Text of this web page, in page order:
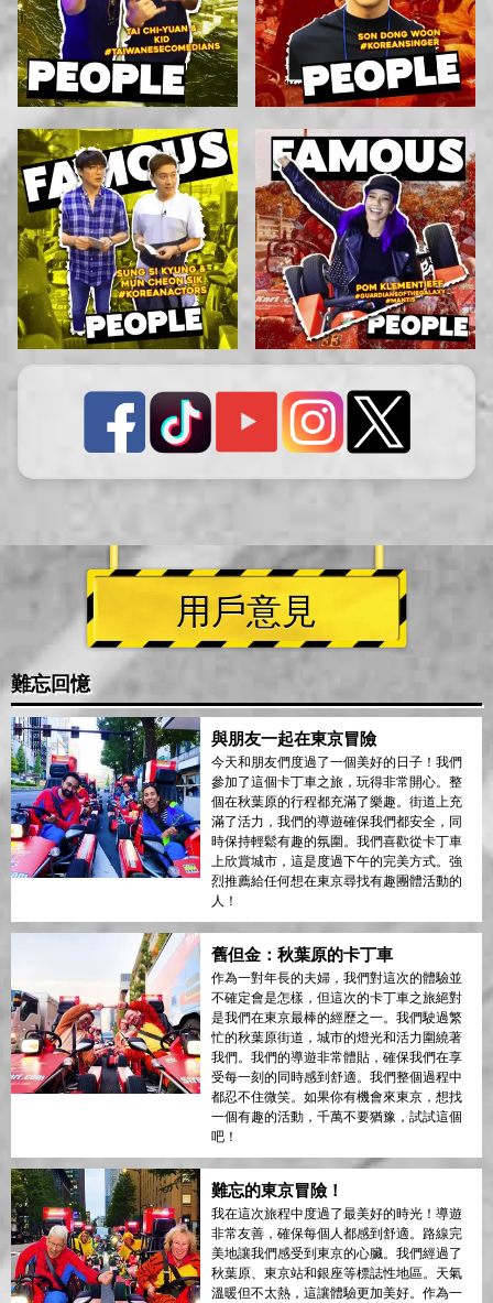
用戶意見
難忘回憶
與朋友一起在東京冒險
今天和朋友們度過了一個美好的日子！我們
參加了這個卡丁車之旅，玩得非常開心。整
個在秋葉原的行程都充滿了樂趣。街道上充
滿了活力，我們的導遊確保我們都安全，同
時保持輕鬆有趣的氛圍。我們喜歡從卡丁車
上欣賞城市，這是度過下午的完美方式。強
烈推薦給任何想在東京尋找有趣團體活動的
人！
舊但金：秋葉原的卡丁車
作為一對年長的夫婦，我們對這次的體驗並
不確定會是怎樣，但這次的卡丁車之旅絕對
是我們在東京最棒的經歷之一。我們駛過繁
忙的秋葉原街道，城市的燈光和活力圍繞著
我們。我們的導遊非常體貼，確保我們在享
受每一刻的同時感到舒適。我們整個過程中
都忍不住微笑。如果你有機會來東京，想找
一個有趣的活動，千萬不要猶豫，試試這個
吧！
難忘的東京冒險！
我在這次旅程中度過了最美好的時光！導遊
非常友善，確保每個人都感到舒適。路線完
美地讓我們感受到東京的心臟。我們經過了
秋葉原、東京站和銀座等標誌性地區。天氣
溫暖但不太熱，這讓體驗更加美好。作為一